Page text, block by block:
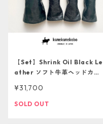
【Set】Shrink Oil Black Le
ather ソフト牛革ヘッドカバ
再販不可】
¥31,700
SOLD OUT